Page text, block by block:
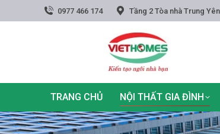
0977 466 174 Tầng 2 Tòa nhà Trung
TRANG CHỦ NỘI THẤT GIA ĐÌNH